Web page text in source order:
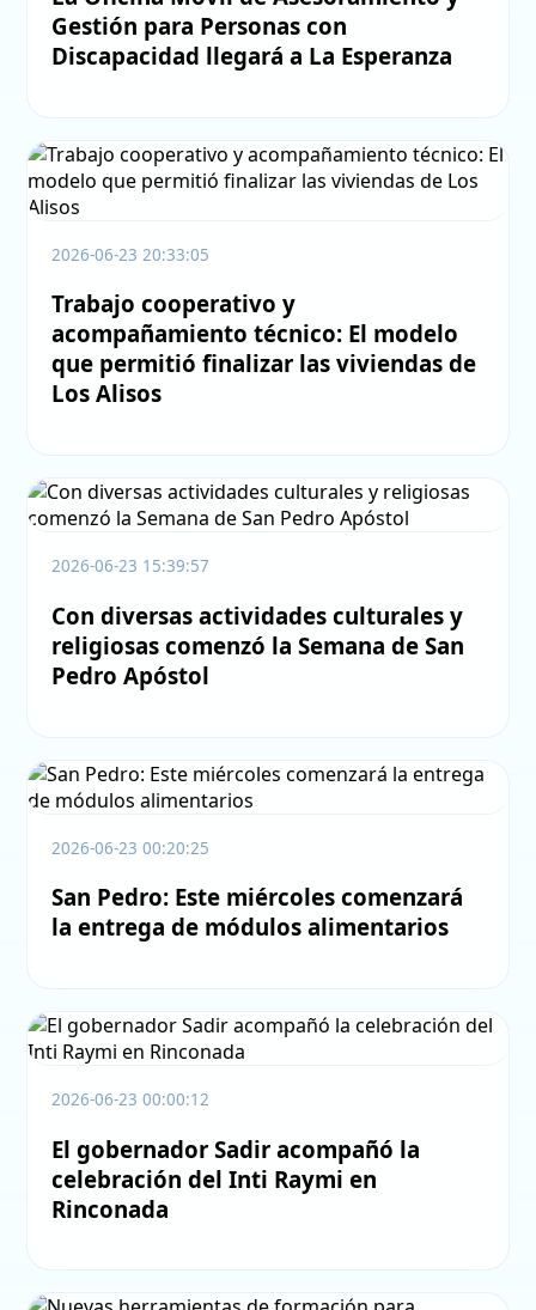
Gestión para Personas con
Discapacidad llegará a La Esperanza
2026-06-23 20:33:05
Trabajo cooperativo y
acompañamiento técnico: El modelo
que permitió finalizar las viviendas de
Los Alisos
2026-06-23 15:39:57
Con diversas actividades culturales y
religiosas comenzó la Semana de San
Pedro Apóstol
2026-06-23 00:20:25
San Pedro: Este miércoles comenzará
la entrega de módulos alimentarios
2026-06-23 00:00:12
El gobernador Sadir acompañó la
celebración del Inti Raymi en
Rinconada